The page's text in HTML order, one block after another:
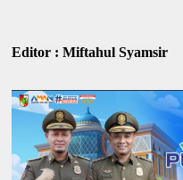
Editor : Miftahul Syamsir